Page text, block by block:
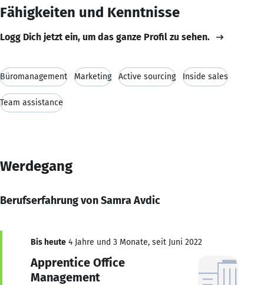
Fähigkeiten und Kenntnisse
Logg Dich jetzt ein, um das ganze Profil zu sehen.
Büromanagement Marketing Active sourcing Inside sales
Team assistance
Werdegang
Berufserfahrung von Samra Avdic
Bis heute 4 Jahre und 3 Monate, seit Juni 2022
Apprentice Office
Management